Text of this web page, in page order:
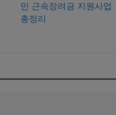
민 근속장려금 지원사업
총정리